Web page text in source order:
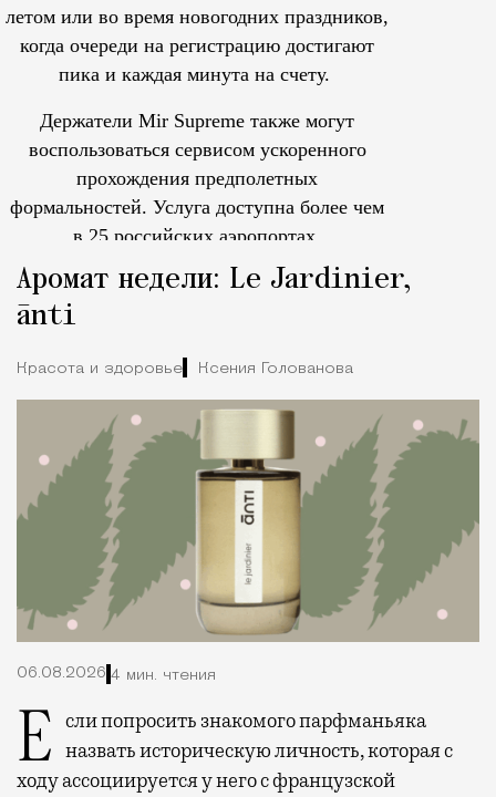
летом или во время новогодних праздников,
когда очереди на регистрацию достигают
пика и каждая минута на счету.
Держатели Mir Supreme также могут
воспользоваться сервисом ускоренного
прохождения предполетных
формальностей. Услуга доступна более чем
в 25 российских аэропортах.
Аромат недели: Le Jardinier,
ānti
Красота и здоровье Ксения Голованова
06.08.2026 4 мин. чтения
Если попросить знакомого парфманьяка назвать историческую личность, которая с
ходу ассоциируется у него с французской